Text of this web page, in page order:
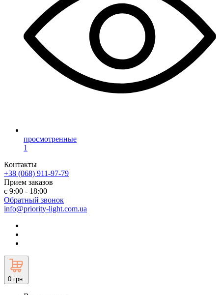
просмотренные
1
Контакты
+38 (068) 911-97-79
Прием заказов
с 9:00 - 18:00
Обратный звонок
info@priority-light.com.ua
0 грн.